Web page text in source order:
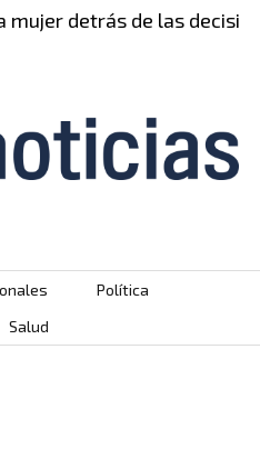
detrás de las
Política
Salud